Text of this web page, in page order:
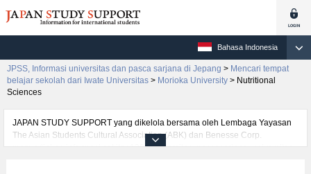
Bahasa Indonesia
JPSS, Informasi universitas dan pasca sarjana di Jepang > Mencari tempat
belajar sekolah dari Iwate Universitas > Morioka University > Nutritional
Sciences
JAPAN STUDY SUPPORT yang dikelola bersama oleh Lembaga Yayasan
The Asian Students Cultural Association (ABK) dan Benesse Corp.
menyediakan informasi sekitar 1300 universitas, pascasarjana, universitas